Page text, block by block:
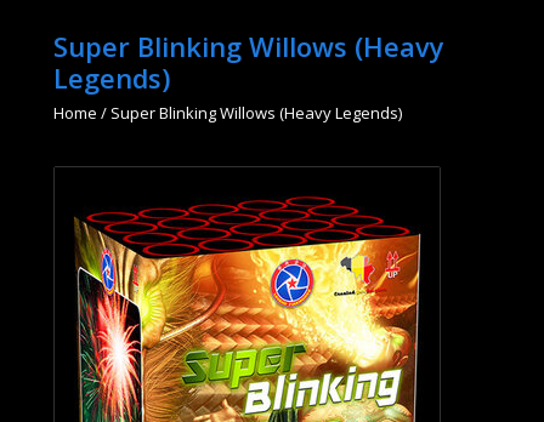
Super Blinking Willows (Heavy
Legends)
Home / Super Blinking Willows (Heavy Legends)